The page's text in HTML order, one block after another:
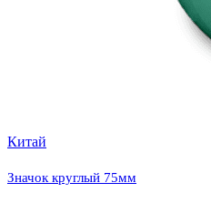
Китай
Значок круглый 75мм